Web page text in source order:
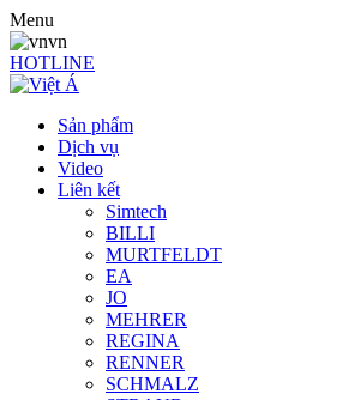
Menu
vn
HOTLINE
Sản phẩm
Dịch vụ
Video
Liên kết
Simtech
BILLI
MURTFELDT
EA
JO
MEHRER
REGINA
RENNER
SCHMALZ